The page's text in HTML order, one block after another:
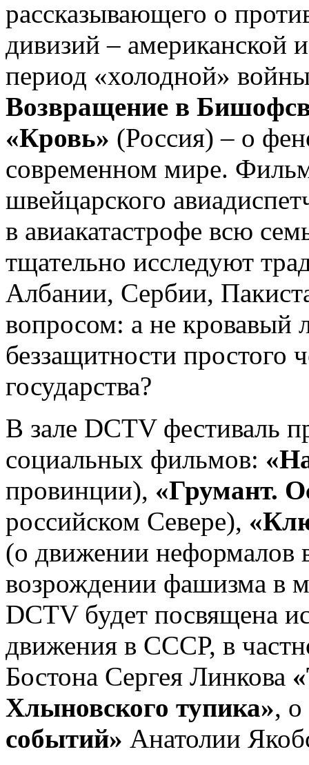
рассказывающего о
дивизий – американской
период «холодной»
Возвращение в
«Кровь» (Россия) – о
современном мире.
швейцарского
в авиакатастрофе всю
тщательно исследуют
Албании, Сербии,
вопросом: а не кровавый
беззащитности простого
государства?
В зале DCTV фестиваль
социальных фильмов:
провинции), «Грумант.
российском Севере),
(о движении неформалов
возрождении фашизма в
DCTV будет посвящена
движения в СССР, в
Бостона Сергея Линкова
Хлыновского тупика», о
событий» Анатолии